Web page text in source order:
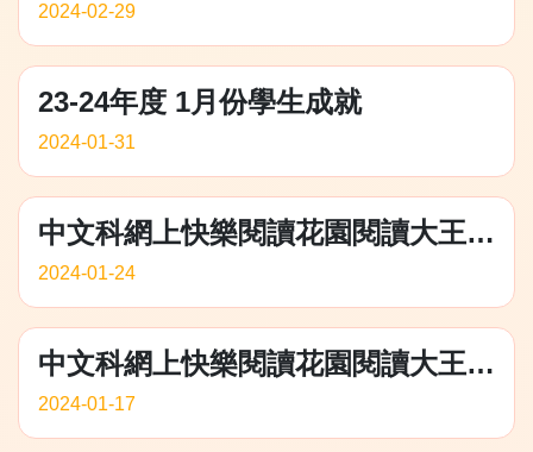
2024-02-29
23-24年度 1月份學生成就
2024-01-31
中文科網上快樂閱讀花園閱讀大王上學期、全港青少年兒童年度 藝術家大賽2023、第一屆同創共學 AI咒語繪畫師(社區與飲食)
2024-01-24
中文科網上快樂閱讀花園閱讀大王上學期、第三屆香港學童英文硬筆書法比賽中級組優異獎
2024-01-17